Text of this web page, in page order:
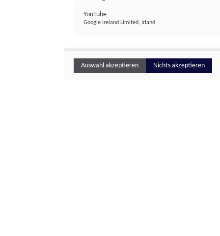
YouTube
Google Ireland Limited, Irland
Auswahl akzeptieren Nichts akzeptieren